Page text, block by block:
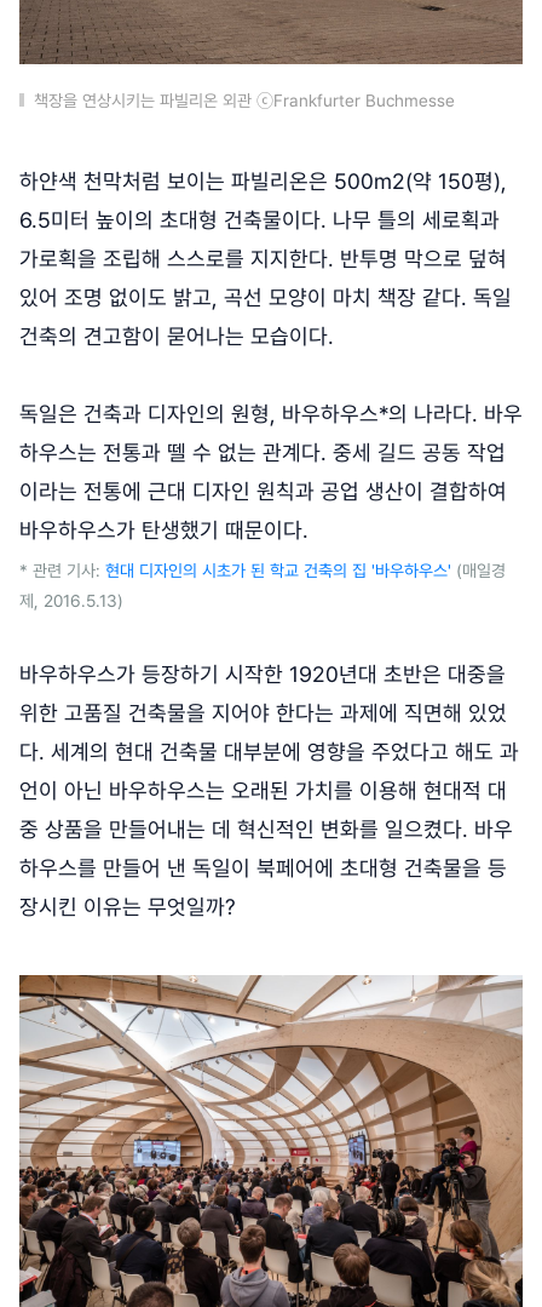
책장을 연상시키는 파빌리온 외관 ⓒFrankfurter Buchmesse
하얀색 천막처럼 보이는 파빌리온은 500m2(약 150평),
6.5미터 높이의 초대형 건축물이다. 나무 틀의 세로획과
가로획을 조립해 스스로를 지지한다. 반투명 막으로 덮혀
있어 조명 없이도 밝고, 곡선 모양이 마치 책장 같다. 독일
건축의 견고함이 묻어나는 모습이다.
독일은 건축과 디자인의 원형, 바우하우스*의 나라다. 바우
하우스는 전통과 뗄 수 없는 관계다. 중세 길드 공동 작업
이라는 전통에 근대 디자인 원칙과 공업 생산이 결합하여
바우하우스가 탄생했기 때문이다.
* 관련 기사: 현대 디자인의 시초가 된 학교 건축의 집 '바우하우스' (매일경
제, 2016.5.13)
바우하우스가 등장하기 시작한 1920년대 초반은 대중을
위한 고품질 건축물을 지어야 한다는 과제에 직면해 있었
다. 세계의 현대 건축물 대부분에 영향을 주었다고 해도 과
언이 아닌 바우하우스는 오래된 가치를 이용해 현대적 대
중 상품을 만들어내는 데 혁신적인 변화를 일으켰다. 바우
하우스를 만들어 낸 독일이 북페어에 초대형 건축물을 등
장시킨 이유는 무엇일까?